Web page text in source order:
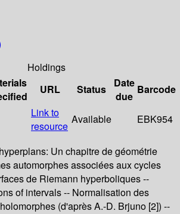
Holdings
URL Status
Date
due
Barcode
Link to
resource
Available EBK954
Un chapitre de géométrie
automorphes associées aux cycles
de Riemann hyperboliques --
of intervals -- Normalisation des
(d'après A.-D. Brjuno [2]) --